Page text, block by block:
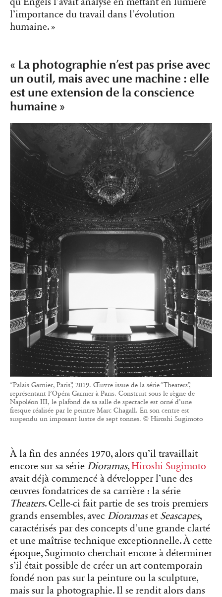
l’importance du travail dans l’évolution
humaine. »
« La photographie n’est pas prise avec
un outil, mais avec une machine : elle
est une extension de la conscience
humaine »
“Palais Garnier, Paris”, 2019. Œuvre issue de la série “Theaters”,
représentant l’Opéra Garnier à Paris. Construit sous le règne de
Napoléon III, le plafond de sa salle de spectacle est orné d’une
fresque réalisée par le peintre Marc Chagall. En son centre est
suspendu un imposant lustre de sept tonnes. © Hiroshi Sugimoto
À la fin des années 1970, alors qu’il travaillait
encore sur sa série Dioramas, Hiroshi Sugimoto
avait déjà commencé à développer l’une des
œuvres fondatrices de sa carrière : la série
Theaters. Celle-ci fait partie de ses trois premiers
grands ensembles, avec Dioramaset Seascapes,
caractérisés par des concepts d’une grande clarté
et une maîtrise technique exceptionnelle. À cette
époque, Sugimoto cherchait encore à déterminer
s’il était possible de créer un art contemporain
fondé non pas sur la peinture ou la sculpture,
mais sur la photographie. Il se rendit alors dans